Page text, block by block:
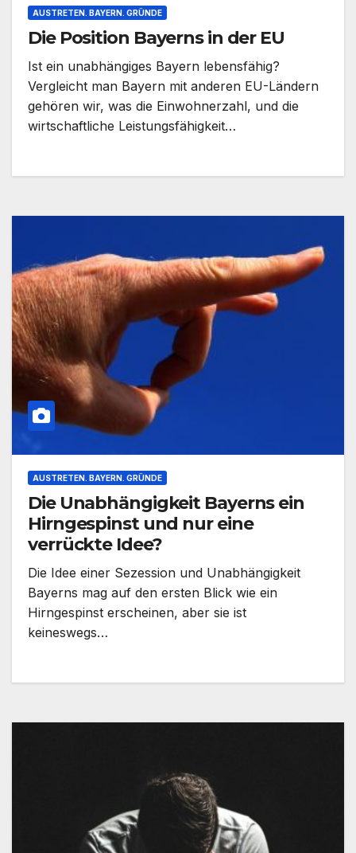
AUSTRETEN. BAYERN. GRÜNDE
Die Position Bayerns in der EU
Ist ein unabhängiges Bayern lebensfähig?
Vergleicht man Bayern mit anderen EU-Ländern
gehören wir, was die Einwohnerzahl, und die
wirtschaftliche Leistungsfähigkeit…
AUSTRETEN. BAYERN. GRÜNDE
Die Unabhängigkeit Bayerns ein
Hirngespinst und nur eine
verrückte Idee?
Die Idee einer Sezession und Unabhängigkeit
Bayerns mag auf den ersten Blick wie ein
Hirngespinst erscheinen, aber sie ist
keineswegs…